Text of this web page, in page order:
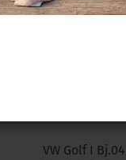
Plug&Play
VW Golf I